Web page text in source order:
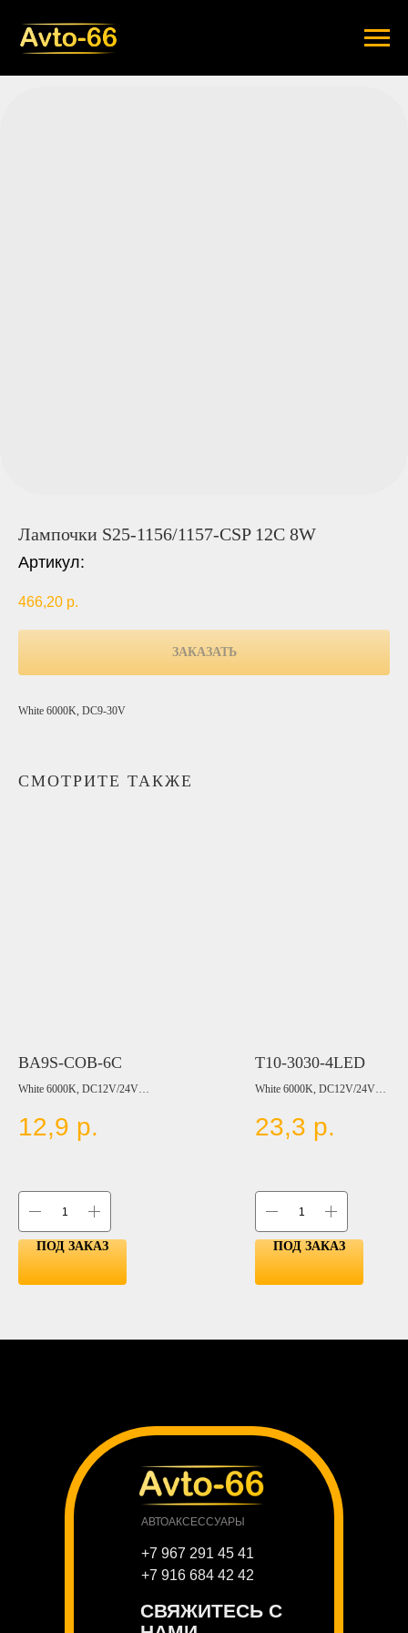
Лампочки S25-1156/1157-CSP 12C 8W
Артикул:
466,20 р.
ЗАКАЗАТЬ
White 6000K, DC9-30V
СМОТРИТЕ ТАКЖЕ
BA9S-COB-6C
White 6000K, DC12V/24V
BLUE
RED
12,9 р.
ПОД ЗАКАЗ
T10-3030-4LED
White 6000K, DC12V/24V
BLUE
RED
23,3 р.
ПОД ЗАКАЗ
СВЯЖИТЕСЬ С
АВТОАКСЕССУАРЫ
+7 967 291 45 41
+7 916 684 42 42